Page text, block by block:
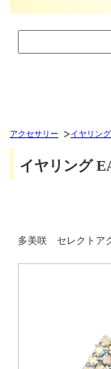
アクセサリー イヤリン
イヤリング
多美咲 セレクトア